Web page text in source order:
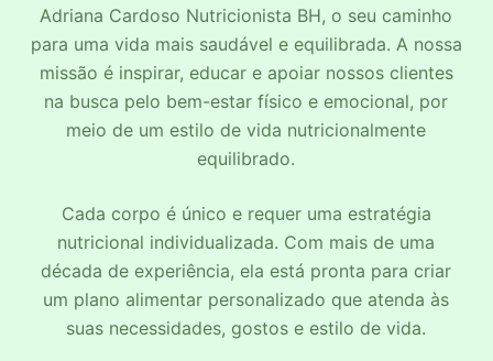
Adriana Cardoso Nutricionista BH, o seu caminho
para uma vida mais saudável e equilibrada. A nossa
missão é inspirar, educar e apoiar nossos clientes
na busca pelo bem-estar físico e emocional, por
meio de um estilo de vida nutricionalmente
equilibrado.
Cada corpo é único e requer uma estratégia
nutricional individualizada. Com mais de uma
década de experiência, ela está pronta para criar
um plano alimentar personalizado que atenda às
suas necessidades, gostos e estilo de vida.